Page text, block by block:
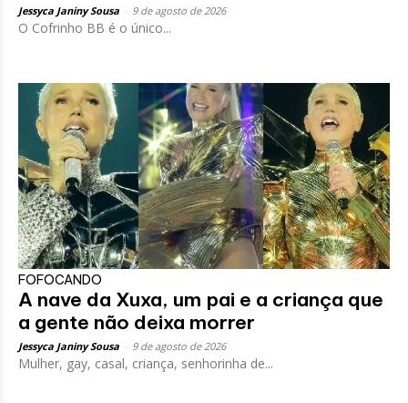
Jessyca Janiny Sousa 9 de agosto de 2026
O Cofrinho BB é o único...
FOFOCANDO
A nave da Xuxa, um pai e a criança que
a gente não deixa morrer
Jessyca Janiny Sousa 9 de agosto de 2026
Mulher, gay, casal, criança, senhorinha de...